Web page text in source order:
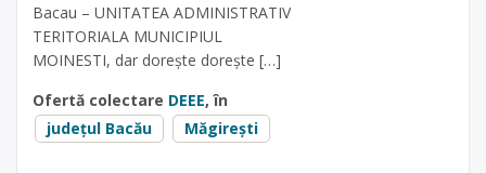
Bacau – UNITATEA ADMINISTRATIV
TERITORIALA MUNICIPIUL
MOINESTI, dar dorește dorește […]
Ofertă colectare DEEE, în
județul Bacău
Măgireşti